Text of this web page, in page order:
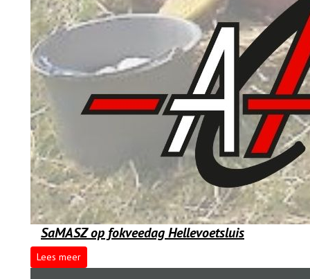
SaMASZ op fokveedag Hellevoetsluis
Lees meer